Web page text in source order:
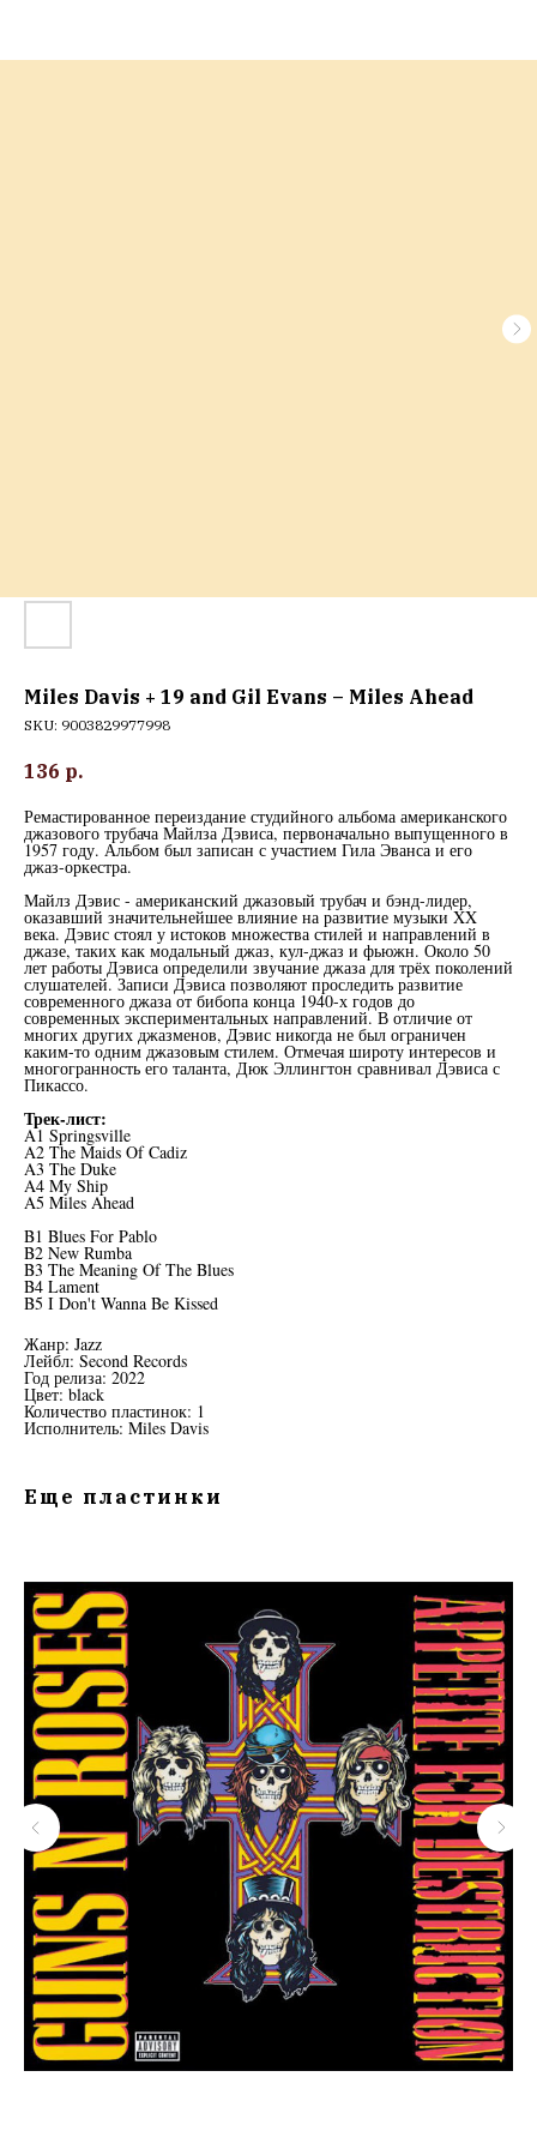
Miles Davis + 19 and Gil Evans – Miles Ahead
SKU: 9003829977998
136 р.
Ремастированное переиздание студийного альбома американского
джазового трубача Майлза Дэвиса, первоначально выпущенного в
1957 году. Альбом был записан с участием Гила Эванса и его
джаз-оркестра.
Майлз Дэвис - американский джазовый трубач и бэнд-лидер,
оказавший значительнейшее влияние на развитие музыки XX
века. Дэвис стоял у истоков множества стилей и направлений в
джазе, таких как модальный джаз, кул-джаз и фьюжн. Около 50
лет работы Дэвиса определили звучание джаза для трёх поколений
слушателей. Записи Дэвиса позволяют проследить развитие
современного джаза от бибопа конца 1940-х годов до
современных экспериментальных направлений. В отличие от
многих других джазменов, Дэвис никогда не был ограничен
каким-то одним джазовым стилем. Отмечая широту интересов и
многогранность его таланта, Дюк Эллингтон сравнивал Дэвиса с
Пикассо.
Трек-лист:
A1 Springsville
A2 The Maids Of Cadiz
A3 The Duke
A4 My Ship
A5 Miles Ahead
B1 Blues For Pablo
B2 New Rumba
B3 The Meaning Of The Blues
B4 Lament
B5 I Don't Wanna Be Kissed
Жанр: Jazz
Лейбл: Second Records
Год релиза: 2022
Цвет: black
Количество пластинок: 1
Исполнитель: Miles Davis
Еще пластинки